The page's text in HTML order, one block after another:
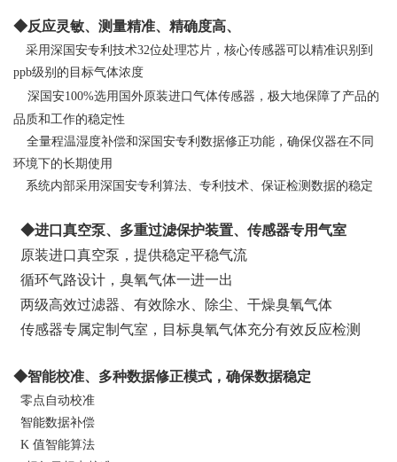
◆反应灵敏、测量精准、精确度高、
采用深国安专利技术32位处理芯片，核心传感器可以精准识别到
ppb级别的目标气体浓度
深国安100%选用国外原装进口气体传感器，极大地保障了产品的
品质和工作的稳定性
全量程温湿度补偿和深国安专利数据修正功能，确保仪器在不同
环境下的长期使用
系统内部采用深国安专利算法、专利技术、保证检测数据的稳定
◆进口真空泵、多重过滤保护装置、传感器专用气室
原装进口真空泵，提供稳定平稳气流
循环气路设计，臭氧气体一进一出
两级高效过滤器、有效除水、除尘、干燥臭氧气体
传感器专属定制气室，目标臭氧气体充分有效反应检测
◆智能校准、多种数据修正模式，确保数据稳定
零点自动校准
智能数据补偿
K 值智能算法